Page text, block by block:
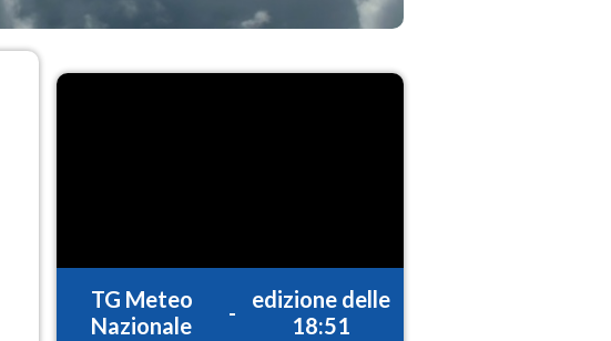
TG Meteo
Nazionale
-
edizione delle
18:51